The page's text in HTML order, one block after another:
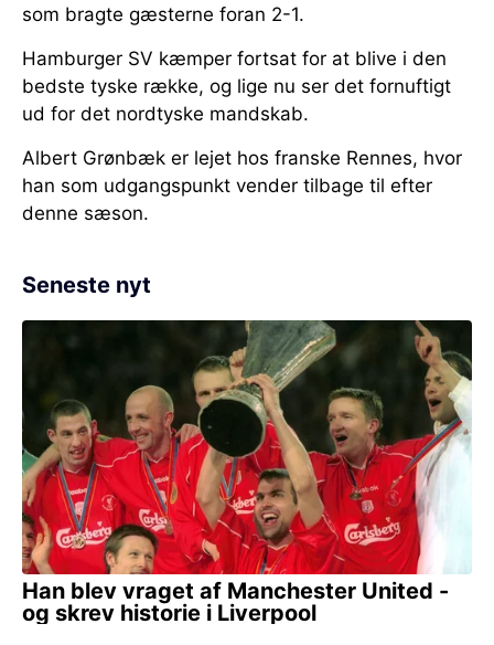
som bragte gæsterne foran 2-1.
Hamburger SV kæmper fortsat for at blive i den
bedste tyske række, og lige nu ser det fornuftigt
ud for det nordtyske mandskab.
Albert Grønbæk er lejet hos franske Rennes, hvor
han som udgangspunkt vender tilbage til efter
denne sæson.
Seneste nyt